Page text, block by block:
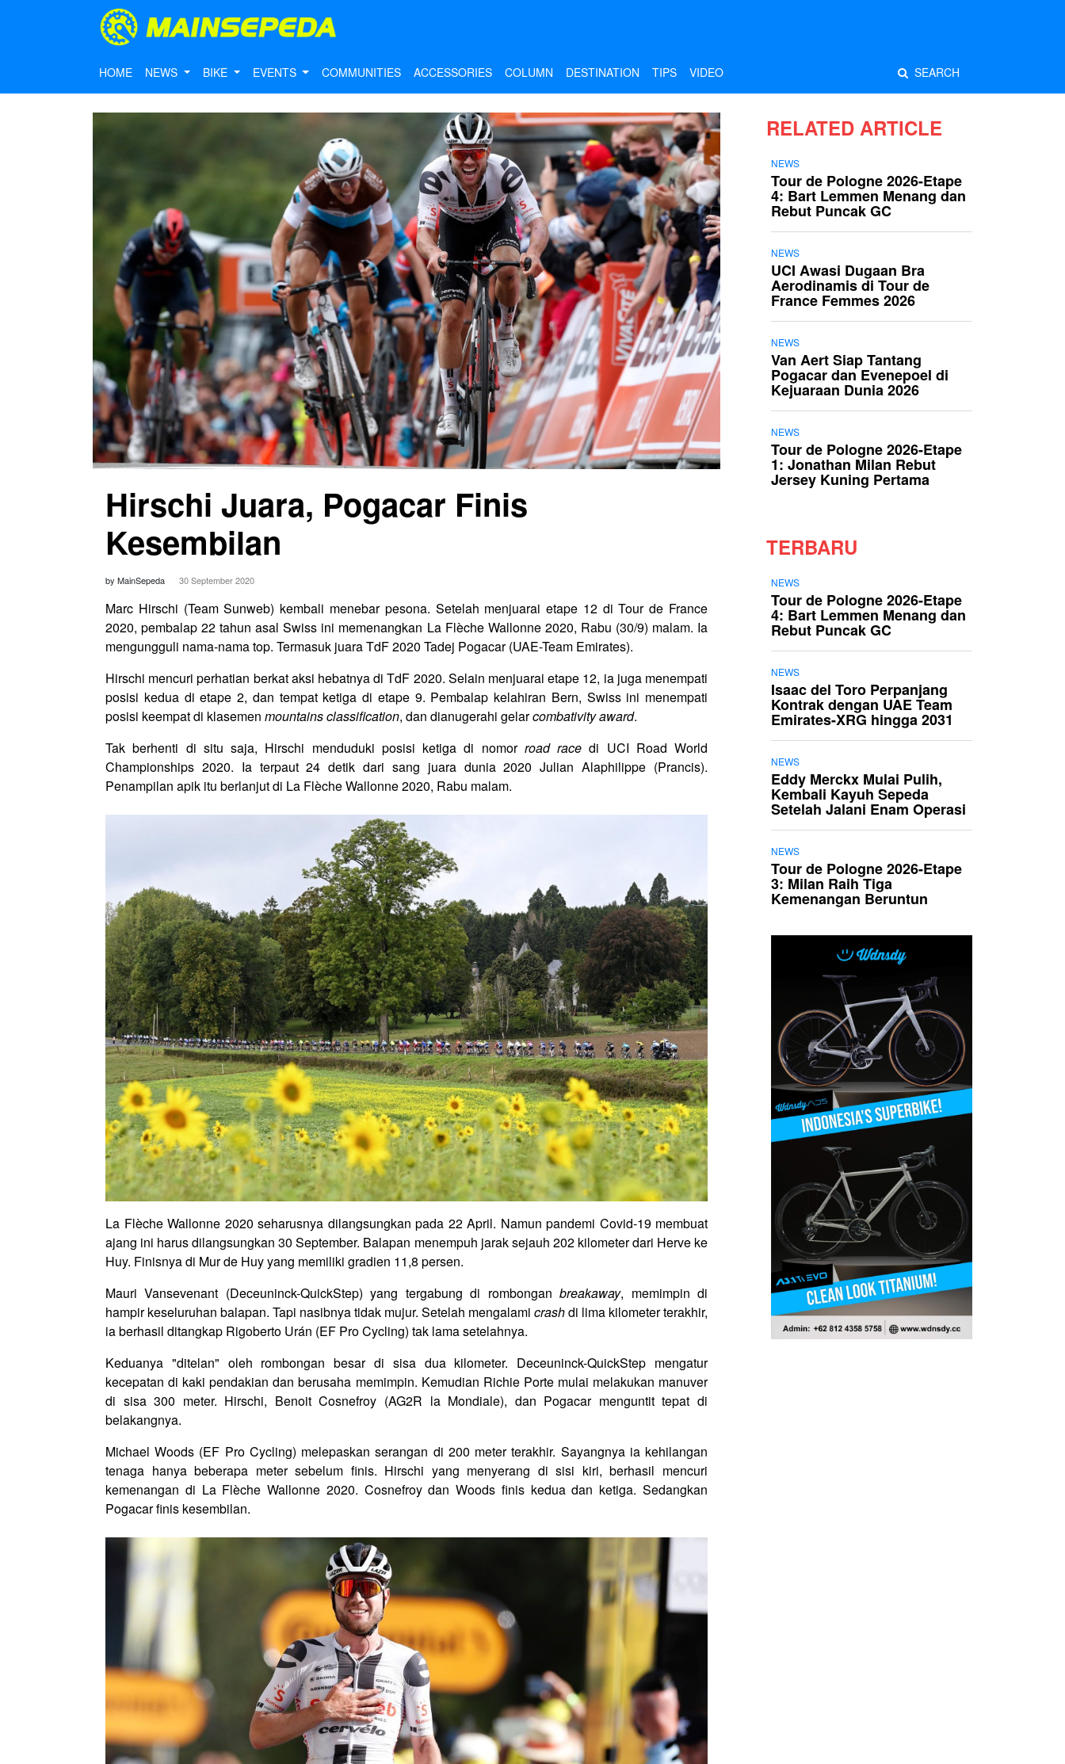
HOME NEWS BIKE EVENTS COMMUNITIES ACCESSORIES COLUMN DESTINATION TIPS VIDEO SEARCH
Hirschi Juara, Pogacar Finis
Kesembilan
by MainSepeda 30 September 2020
Marc Hirschi (Team Sunweb) kembali menebar pesona. Setelah menjuarai etape 12 di Tour de France
2020, pembalap 22 tahun asal Swiss ini memenangkan La Flèche Wallonne 2020, Rabu (30/9) malam. Ia
mengungguli nama-nama top. Termasuk juara TdF 2020 Tadej Pogacar (UAE-Team Emirates).
Hirschi mencuri perhatian berkat aksi hebatnya di TdF 2020. Selain menjuarai etape 12, ia juga menempati
posisi kedua di etape 2, dan tempat ketiga di etape 9. Pembalap kelahiran Bern, Swiss ini menempati
posisi keempat di klasemen mountains classification, dan dianugerahi gelarcombativity award.
Tak berhenti di situ saja, Hirschi menduduki posisi ketiga di nomor road race di UCI Road World
Championships 2020. Ia terpaut 24 detik dari sang juara dunia 2020 Julian Alaphilippe (Prancis).
Penampilan apik itu berlanjut di La Flèche Wallonne 2020, Rabu malam.
La Flèche Wallonne 2020 seharusnya dilangsungkan pada 22 April. Namun pandemi Covid-19 membuat
ajang ini harus dilangsungkan 30 September. Balapan menempuh jarak sejauh 202 kilometer dari Herve ke
Huy. Finisnya di Mur de Huy yang memiliki gradien 11,8 persen.
Mauri Vansevenant (Deceuninck-QuickStep) yang tergabung di rombonganbreakaway, memimpin di
hampir keseluruhan balapan. Tapi nasibnya tidak mujur. Setelah mengalami crashdi lima kilometer terakhir,
ia berhasil ditangkap Rigoberto Urán (EF Pro Cycling) tak lama setelahnya.
Keduanya "ditelan" oleh rombongan besar di sisa dua kilometer. Deceuninck-QuickStep mengatur
kecepatan di kaki pendakian dan berusaha memimpin. Kemudian Richie Porte mulai melakukan manuver
di sisa 300 meter. Hirschi, Benoit Cosnefroy (AG2R la Mondiale), dan Pogacar menguntit tepat di
belakangnya.
Michael Woods (EF Pro Cycling) melepaskan serangan di 200 meter terakhir. Sayangnya ia kehilangan
tenaga hanya beberapa meter sebelum finis. Hirschi yang menyerang di sisi kiri, berhasil mencuri
kemenangan di La Flèche Wallonne 2020. Cosnefroy dan Woods finis kedua dan ketiga. Sedangkan
Pogacar finis kesembilan.
RELATED ARTICLE
NEWS
Tour de Pologne 2026-Etape
4: Bart Lemmen Menang dan
Rebut Puncak GC
NEWS
UCI Awasi Dugaan Bra
Aerodinamis di Tour de
France Femmes 2026
NEWS
Van Aert Siap Tantang
Pogacar dan Evenepoel di
Kejuaraan Dunia 2026
NEWS
Tour de Pologne 2026-Etape
1: Jonathan Milan Rebut
Jersey Kuning Pertama
TERBARU
NEWS
Tour de Pologne 2026-Etape
4: Bart Lemmen Menang dan
Rebut Puncak GC
NEWS
Isaac del Toro Perpanjang
Kontrak dengan UAE Team
Emirates-XRG hingga 2031
NEWS
Eddy Merckx Mulai Pulih,
Kembali Kayuh Sepeda
Setelah Jalani Enam Operasi
NEWS
Tour de Pologne 2026-Etape
3: Milan Raih Tiga
Kemenangan Beruntun